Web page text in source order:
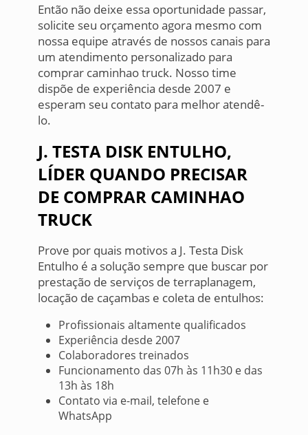
Então não deixe essa oportunidade passar,
solicite seu orçamento agora mesmo com
nossa equipe através de nossos canais para
um atendimento personalizado para
comprar caminhao truck. Nosso time
dispõe de experiência desde 2007 e
esperam seu contato para melhor atendê-
lo.
J. TESTA DISK ENTULHO,
LÍDER QUANDO PRECISAR
DE COMPRAR CAMINHAO
TRUCK
Prove por quais motivos a J. Testa Disk
Entulho é a solução sempre que buscar por
prestação de serviços de terraplanagem,
locação de caçambas e coleta de entulhos:
Profissionais altamente qualificados
Experiência desde 2007
Colaboradores treinados
Funcionamento das 07h às 11h30 e das
13h às 18h
Contato via e-mail, telefone e
WhatsApp